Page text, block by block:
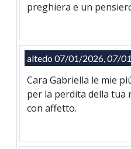
preghiera e un
altedo 07/01/2026,07/
Cara Gabriella le mie
per la perdita della tua
con affetto.